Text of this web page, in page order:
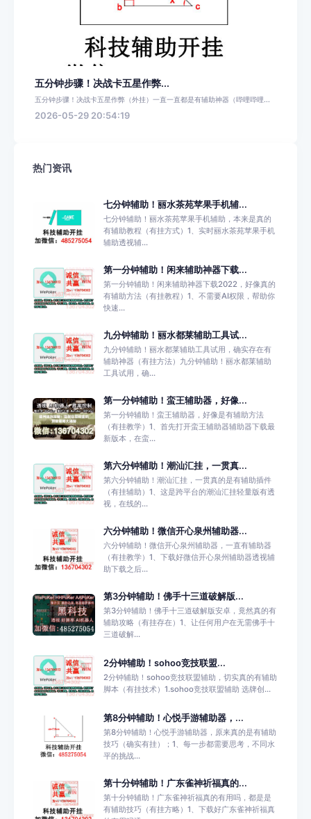
五分钟步骤！决战卡五星作弊...
五分钟步骤！决战卡五星作弊（外挂）一直一直都是有辅助神器（哔哩哔哩...
2026-05-29 20:54:19
热门资讯
七分钟辅助！丽水茶苑苹果手机辅...
七分钟辅助！丽水茶苑苹果手机辅助，本来是真的
有辅助教程（有挂方式）1、实时丽水茶苑苹果手机
辅助透视辅...
第一分钟辅助！闲来辅助神器下载...
第一分钟辅助！闲来辅助神器下载2022，好像真的
有辅助方法（有挂教程）1、不需要AI权限，帮助你
快速...
九分钟辅助！丽水都莱辅助工具试...
九分钟辅助！丽水都莱辅助工具试用，确实存在有
辅助神器（有挂方法）九分钟辅助！丽水都莱辅助
工具试用，确...
第一分钟辅助！蛮王辅助器，好像...
第一分钟辅助！蛮王辅助器，好像是有辅助方法
（有挂教学）1、首先打开蛮王辅助器辅助器下载最
新版本，在蛮...
第六分钟辅助！潮汕汇挂，一贯真...
第六分钟辅助！潮汕汇挂，一贯真的是有辅助插件
（有挂辅助）1、这是跨平台的潮汕汇挂轻量版有透
视，在线的...
六分钟辅助！微信开心泉州辅助器...
六分钟辅助！微信开心泉州辅助器，一直有辅助器
（有挂教学）1、下载好微信开心泉州辅助器透视辅
助下载之后...
第3分钟辅助！佛手十三道破解版...
第3分钟辅助！佛手十三道破解版安卓，竟然真的有
辅助攻略（有挂存在）1、让任何用户在无需佛手十
三道破解...
2分钟辅助！sohoo竞技联盟...
2分钟辅助！sohoo竞技联盟辅助，切实真的有辅助
脚本（有挂技术）1.sohoo竞技联盟辅助 选牌创...
第8分钟辅助！心悦手游辅助器，...
第8分钟辅助！心悦手游辅助器，原来真的是有辅助
技巧（确实有挂）；1、每一步都需要思考，不同水
平的挑战...
第十分钟辅助！广东雀神祈福真的...
第十分钟辅助！广东雀神祈福真的有用吗，都是是
有辅助技巧（有挂方略）1、下载好广东雀神祈福真